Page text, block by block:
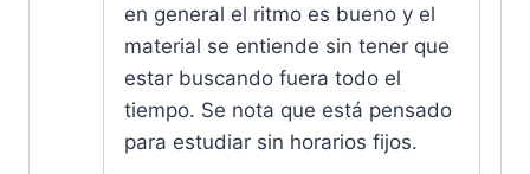
en general el ritmo es bueno y el
material se entiende sin tener que
estar buscando fuera todo el
tiempo. Se nota que está pensado
para estudiar sin horarios fijos.